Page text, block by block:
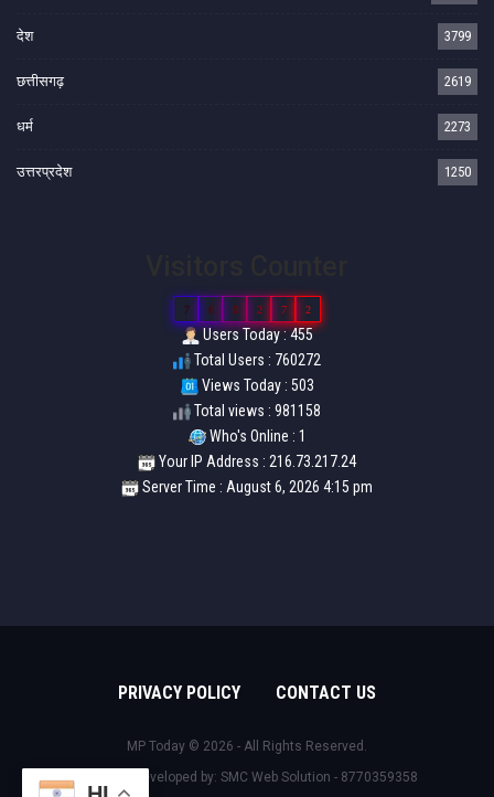
देश 3799
छत्तीसगढ़ 2619
धर्म 2273
उत्तरप्रदेश 1250
7 6 0 2 7 2
Users Today : 455
Total Users : 760272
Views Today : 503
Total views : 981158
Who's Online : 1
Your IP Address : 216.73.217.24
Server Time : August 6, 2026 4:15 pm
PRIVACY POLICY CONTACT US
MP Today © 2026 - All Rights Reserved.
Design & Developed by: SMC Web Solution - 8770359358